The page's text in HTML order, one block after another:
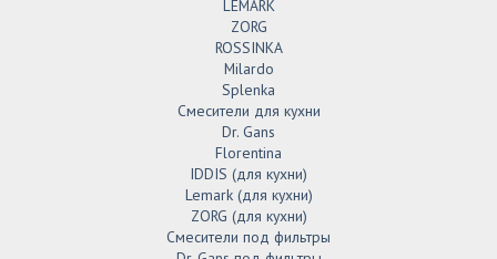
LEMARK
ZORG
ROSSINKA
Milardo
Splenka
Смесители для кухни
Dr. Gans
Florentina
IDDIS (для кухни)
Lemark (для кухни)
ZORG (для кухни)
Смесители под фильтры